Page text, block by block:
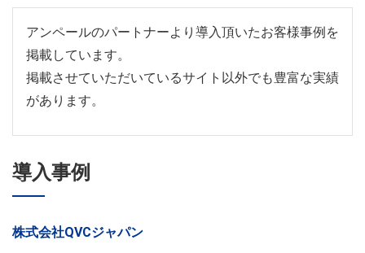
アンペールのパートナーより導入頂いたお客様事例を
掲載しています。
掲載させていただいているサイト以外でも豊富な実績
があります。
導入事例
株式会社QVCジャパン